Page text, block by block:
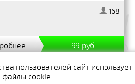
168
99 руб.
пользователей сайт использует
файлы cookie